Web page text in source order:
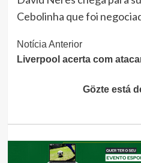
Cebolinha que foi
Continue
Lendo
Notícia Anterior
Liverpool acerta com
Gözte está